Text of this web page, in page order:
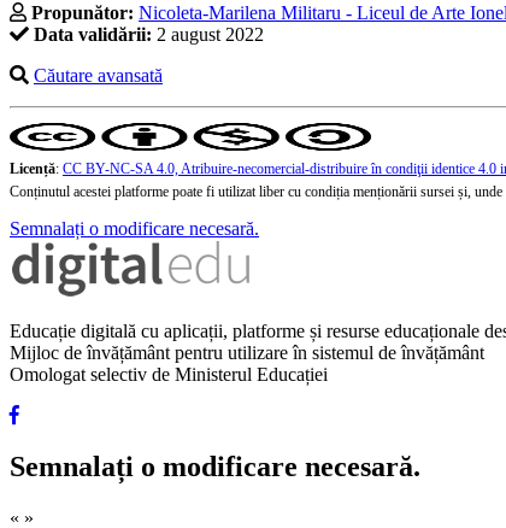
Propunător: Nicoleta-Marilena Militaru - Liceul de Arte
Data validării: 2 august 2022
Căutare avansată
Licență: CC BY-NC-SA 4.0, Atribuire-necomercial-distribuire în condiţii identice 4.0
Conținutul acestei platforme poate fi utilizat liber cu condiția menționării sursei și,
Semnalați o modificare necesară.
Educație digitală cu aplicații, platforme și resurse educaționale
Mijloc de învățământ pentru utilizare în sistemul de învățământ
Omologat selectiv de Ministerul Educației
Semnalați o modificare necesară.
« »